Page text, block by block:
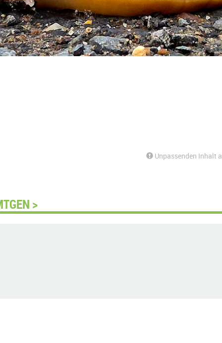
Unpassenden Inhalt
>